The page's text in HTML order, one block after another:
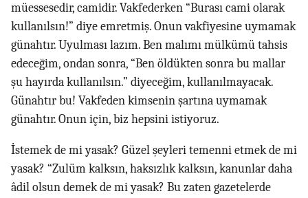
müessesedir, camidir. Vakfederken “Burası cami olarak
kullanılsın!” diye emretmiş. Onun vakfiyesine uymamak
günahtır. Uyulması lazım. Ben malımı mülkümü tahsis
edeceğim, ondan sonra, “Ben öldükten sonra bu mallar
şu hayırda kullanılsın.” diyeceğim, kullanılmayacak.
Günahtır bu! Vakfeden kimsenin şartına uymamak
günahtır. Onun için, biz hepsini istiyoruz.
İstemek de mi yasak? Güzel şeyleri temenni etmek de mi
yasak? “Zulüm kalksın, haksızlık kalksın, kanunlar daha
âdil olsun demek de mi yasak? Bu zaten gazetelerde